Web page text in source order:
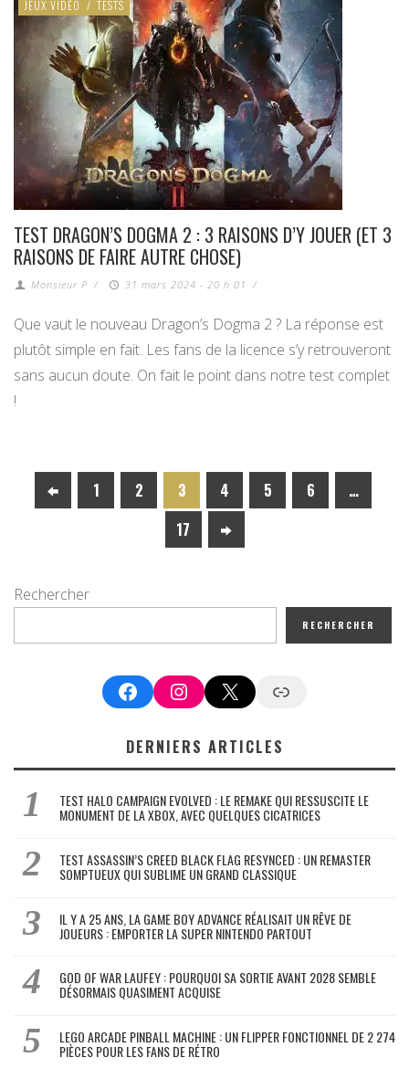
JEUX VIDÉO / TESTS
TEST DRAGON’S DOGMA 2 : 3 RAISONS D’Y JOUER (ET 3
RAISONS DE FAIRE AUTRE CHOSE)
Monsieur P / 31 mars 2024 - 20 h 01 /
Que vaut le nouveau Dragon’s Dogma 2 ? La réponse est
plutôt simple en fait. Les fans de la licence s’y retrouveront
sans aucun doute. On fait le point dans notre test complet
!
1 2 3 4 5 6
…
17
Rechercher
RECHERCHER
FacebookInstagram
X Google News
DERNIERS ARTICLES
TEST HALO CAMPAIGN EVOLVED : LE REMAKE QUI RESSUSCITE LE
MONUMENT DE LA XBOX, AVEC QUELQUES CICATRICES
TEST ASSASSIN’S CREED BLACK FLAG RESYNCED : UN REMASTER
SOMPTUEUX QUI SUBLIME UN GRAND CLASSIQUE
IL Y A 25 ANS, LA GAME BOY ADVANCE RÉALISAIT UN RÊVE DE
JOUEURS : EMPORTER LA SUPER NINTENDO PARTOUT
GOD OF WAR LAUFEY : POURQUOI SA SORTIE AVANT 2028 SEMBLE
DÉSORMAIS QUASIMENT ACQUISE
LEGO ARCADE PINBALL MACHINE : UN FLIPPER FONCTIONNEL DE 2 274
PIÈCES POUR LES FANS DE RÉTRO